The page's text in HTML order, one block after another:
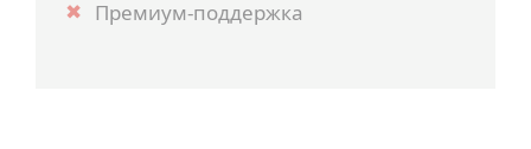
Премиум-поддержка